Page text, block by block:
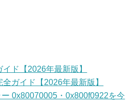
ド【2026年最新版】
ガイド【2026年最新版】
0x80070005・0x800f0922を今